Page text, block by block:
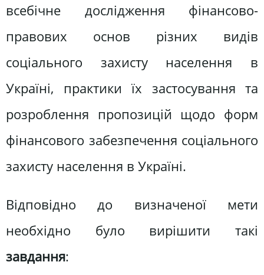
всебічне дослідження фінансово-
правових основ різних видів
соціального захисту населення в
Україні, практики їх застосування та
розроблення пропозицій щодо форм
фінансового забезпечення соціального
захисту населення в Україні.
Відповідно до визначеної мети
необхідно було вирішити такі
завдання: